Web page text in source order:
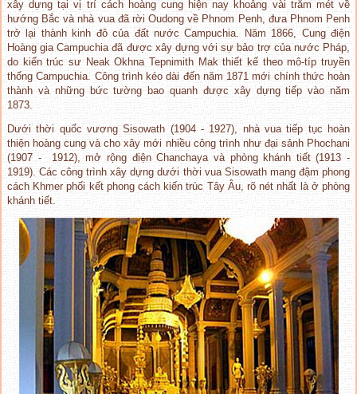
xây dựng tại vị trí cách hoàng cung hiện nay khoảng vài trăm mét về
hướng Bắc và nhà vua đã rời Oudong về Phnom Penh, đưa Phnom Penh
trở lại thành kinh đô của đất nước Campuchia. Năm 1866, Cung điện
Hoàng gia Campuchia đã được xây dựng với sự bảo trợ của nước Pháp,
do kiến trúc sư Neak Okhna Tepnimith Mak thiết kế theo mô-típ truyền
thống Campuchia. Công trình kéo dài đến năm 1871 mới chính thức hoàn
thành và những bức tường bao quanh được xây dựng tiếp vào năm
1873.
Dưới thời quốc vương Sisowath (1904 - 1927), nhà vua tiếp tục hoàn
thiện hoàng cung và cho xây mới nhiều công trình như đại sảnh Phochani
(1907 - 1912), mở rộng điện Chanchaya và phòng khánh tiết (1913 -
1919). Các công trình xây dựng dưới thời vua Sisowath mang đậm phong
cách Khmer phối kết phong cách kiến trúc Tây Âu, rõ nét nhất là ở phòng
khánh tiết.